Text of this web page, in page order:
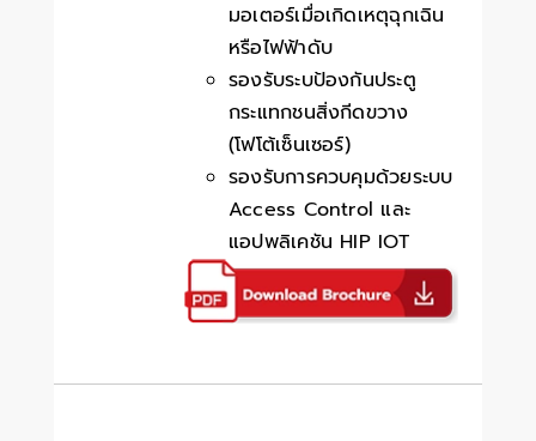
มอเตอร์เมื่อเกิดเหตุฉุกเฉิน
หรือไฟฟ้าดับ
รองรับระบป้องกันประตู
กระแทกชนสิ่งกีดขวาง
(โฟโต้เซ็นเซอร์)
รองรับการควบคุมด้วยระบบ
Access Control และ
แอปพลิเคชัน HIP IOT